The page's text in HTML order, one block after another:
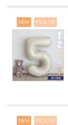
NEW PICK UP
NEW PICK UP